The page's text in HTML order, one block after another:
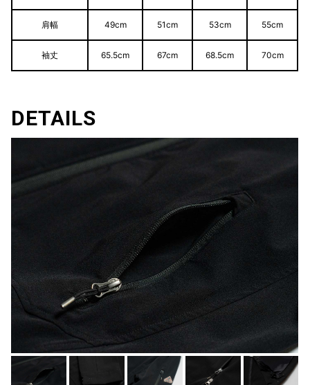
肩幅 49cm 51cm 53cm 55cm
袖丈 65.5cm 67cm 68.5cm 70cm
DETAILS